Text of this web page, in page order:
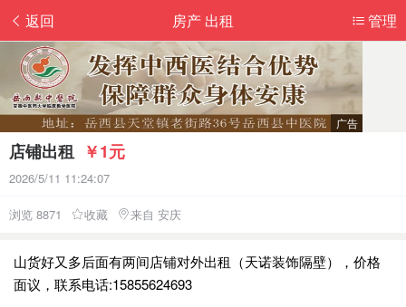
返回 管理
房产 出租
店铺出租 ￥1元
2026/5/11 11:24:07
浏览 8871 收藏 来自 安庆
山货好又多后面有两间店铺对外出租（天诺装饰隔壁），价格
面议，联系电话:15855624693